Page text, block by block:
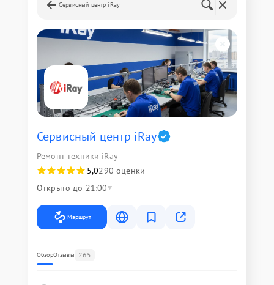
Сервисный центр iRay
Сервисный центр iRay
Ремонт техники iRay
5,0290 оценки
Открыто до 21:00
Маршрут
ОбзорОтзывы 265